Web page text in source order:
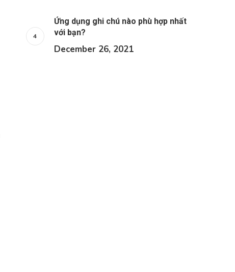
Ứng dụng ghi chú nào phù hợp nhất
với bạn?
December 26, 2021